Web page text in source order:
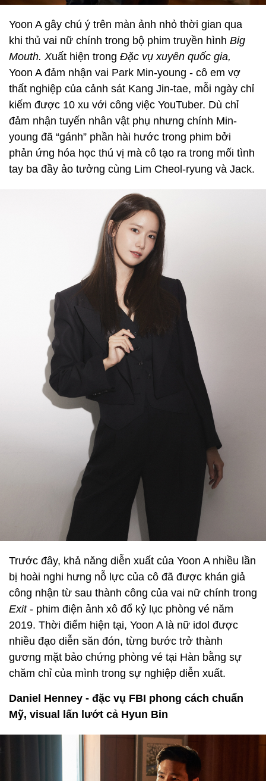
Yoon A gây chú ý trên màn ảnh nhỏ thời gian qua
khi thủ vai nữ chính trong bộ phim truyền hình Big
Mouth. Xuất hiện trong Đặc vụ xuyên quốc gia,
Yoon A đảm nhận vai Park Min-young - cô em vợ
thất nghiệp của cảnh sát Kang Jin-tae, mỗi ngày chỉ
kiếm được 10 xu với công việc YouTuber. Dù chỉ
đảm nhận tuyến nhân vật phụ nhưng chính Min-
young đã “gánh” phần hài hước trong phim bởi
phản ứng hóa học thú vị mà cô tạo ra trong mối tình
tay ba đầy ảo tưởng cùng Lim Cheol-ryung và Jack.
Trước đây, khả năng diễn xuất của Yoon A nhiều lần
bị hoài nghi hưng nỗ lực của cô đã được khán giả
công nhận từ sau thành công của vai nữ chính trong
Exit - phim điện ảnh xô đổ kỷ lục phòng vé năm
2019. Thời điểm hiện tại, Yoon A là nữ idol được
nhiều đạo diễn săn đón, từng bước trở thành
gương mặt bảo chứng phòng vé tại Hàn bằng sự
chăm chỉ của mình trong sự nghiệp diễn xuất.
Daniel Henney - đặc vụ FBI phong cách chuẩn
Mỹ, visual lấn lướt cả Hyun Bin